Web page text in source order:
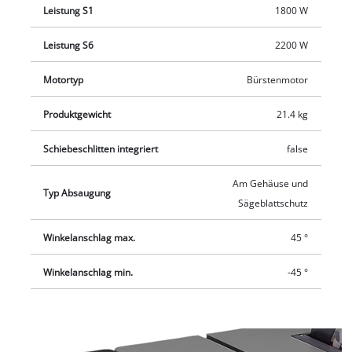
Leistung S1 1800 W
Leistung S6 2200 W
Motortyp Bürstenmotor
Produktgewicht 21.4 kg
Schiebeschlitten integriert false
Typ Absaugung
Am Gehäuse und
Sägeblattschutz
Winkelanschlag max. 45 °
Winkelanschlag min. -45 °